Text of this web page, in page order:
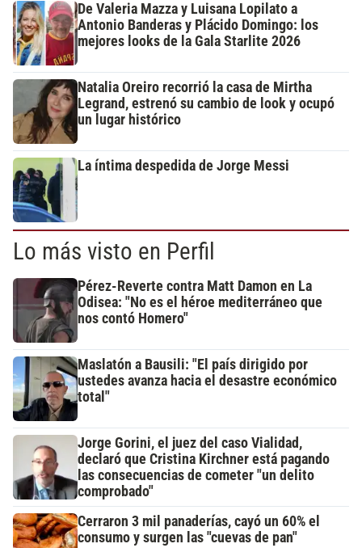
De Valeria Mazza y Luisana Lopilato a
Antonio Banderas y Plácido Domingo: los
mejores looks de la Gala Starlite 2026
Natalia Oreiro recorrió la casa de Mirtha
Legrand, estrenó su cambio de look y ocupó
un lugar histórico
La íntima despedida de Jorge Messi
Lo más visto en Perfil
Pérez-Reverte contra Matt Damon en La
Odisea: "No es el héroe mediterráneo que
nos contó Homero"
Maslatón a Bausili: "El país dirigido por
ustedes avanza hacia el desastre económico
total"
Jorge Gorini, el juez del caso Vialidad,
declaró que Cristina Kirchner está pagando
las consecuencias de cometer "un delito
comprobado"
Cerraron 3 mil panaderías, cayó un 60% el
consumo y surgen las "cuevas de pan"